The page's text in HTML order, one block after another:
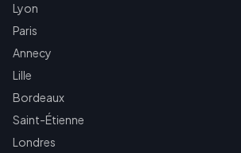
Lyon
Paris
Annecy
Lille
Bordeaux
Saint-Étienne
Londres